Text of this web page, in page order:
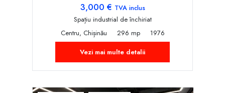
3,000 € TVA inclus
Spațiu industrial de închiriat
Centru, Chișinău
296 mp
1976
Vezi mai multe detalii